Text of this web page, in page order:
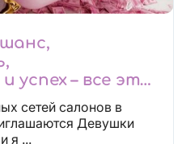
успех – все это
поспеши!
сетей салонов в
Девушки
я ...